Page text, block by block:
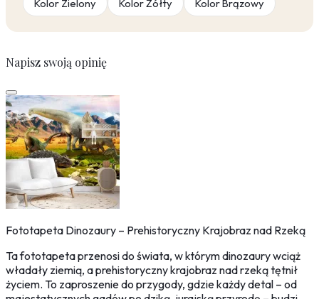
Kolor Zielony Kolor Żółty Kolor Brązowy
Napisz swoją opinię
Fototapeta Dinozaury – Prehistoryczny Krajobraz nad Rzeką
Ta fototapeta przenosi do świata, w którym dinozaury wciąż
władały ziemią, a prehistoryczny krajobraz nad rzeką tętnił
życiem. To zaproszenie do przygody, gdzie każdy detal – od